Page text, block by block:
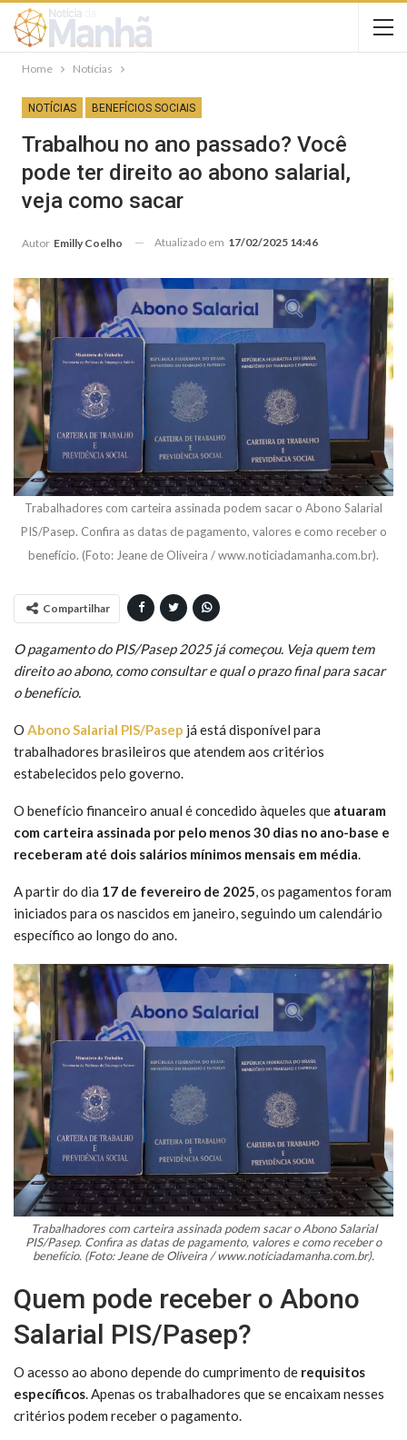
Home Notícias
NOTÍCIAS BENEFÍCIOS SOCIAIS
Trabalhou no ano passado? Você
pode ter direito ao abono salarial,
veja como sacar
Autor Emilly Coelho Atualizado em 17/02/2025 14:46
Trabalhadores com carteira assinada podem sacar o Abono Salarial
PIS/Pasep. Confira as datas de pagamento, valores e como receber o
benefício. (Foto: Jeane de Oliveira / www.noticiadamanha.com.br).
Compartilhar
O pagamento do PIS/Pasep 2025 já começou. Veja quem tem
direito ao abono, como consultar e qual o prazo final para sacar
o benefício.
O Abono Salarial PIS/Pasep já está disponível para
trabalhadores brasileiros que atendem aos critérios
estabelecidos pelo governo.
O benefício financeiro anual é concedido àqueles que atuaram
com carteira assinada por pelo menos 30 dias no ano-base e
receberam até dois salários mínimos mensais em média.
A partir do dia 17 de fevereiro de 2025, os pagamentos foram
iniciados para os nascidos em janeiro, seguindo um calendário
específico ao longo do ano.
Trabalhadores com carteira assinada podem sacar o Abono Salarial
PIS/Pasep. Confira as datas de pagamento, valores e como receber o
benefício. (Foto: Jeane de Oliveira / www.noticiadamanha.com.br).
Quem pode receber o Abono
Salarial PIS/Pasep?
O acesso ao abono depende do cumprimento de requisitos
específicos. Apenas os trabalhadores que se encaixam nesses
critérios podem receber o pagamento.